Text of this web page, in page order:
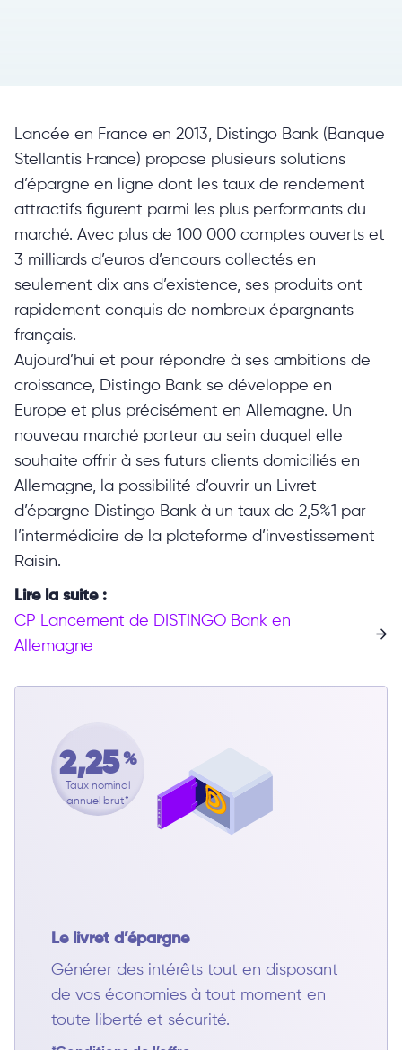
Lancée en France en 2013, Distingo Bank (Banque
Stellantis France) propose plusieurs solutions
d’épargne en ligne dont les taux de rendement
attractifs figurent parmi les plus performants du
marché. Avec plus de 100 000 comptes ouverts et
3 milliards d’euros d’encours collectés en
seulement dix ans d’existence, ses produits ont
rapidement conquis de nombreux épargnants
français.
Aujourd’hui et pour répondre à ses ambitions de
croissance, Distingo Bank se développe en
Europe et plus précisément en Allemagne. Un
nouveau marché porteur au sein duquel elle
souhaite offrir à ses futurs clients domiciliés en
Allemagne, la possibilité d’ouvrir un Livret
d’épargne Distingo Bank à un taux de 2,5%1 par
l’intermédiaire de la plateforme d’investissement
Raisin.
Lire la suite :
CP Lancement de DISTINGO Bank en
Allemagne
2,25 %
Taux nominal
annuel brut*
Le livret d’épargne
Générer des intérêts tout en disposant
de vos économies à tout moment en
toute liberté et sécurité.